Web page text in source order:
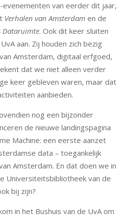
van eerder dit jaar,
Verhalen van Amsterdam en de
Dataruimte. Ook dit keer sluiten
aan. Zij houden zich bezig
Amsterdam, digitaal erfgoed,
dat we niet alleen verder
keer gebleven waren, maar dat
aanbieden.
nog een bijzonder
de nieuwe landingspagina
Machine: een eerste aanzet
data – toegankelijk
Amsterdam. En dat doen we in
Universiteitsbibliotheek van de
bij zijn?
in het Bushuis van de UvA om